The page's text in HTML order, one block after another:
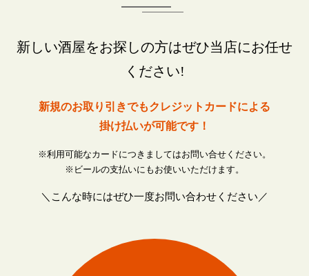
新しい酒屋をお探しの方はぜひ当店にお任せ
ください!
新規のお取り引きでもクレジットカードによる
掛け払いが可能です！
※利用可能なカードにつきましてはお問い合せください。
※ビールの支払いにもお使いいただけます。
＼こんな時にはぜひ一度お問い合わせください／